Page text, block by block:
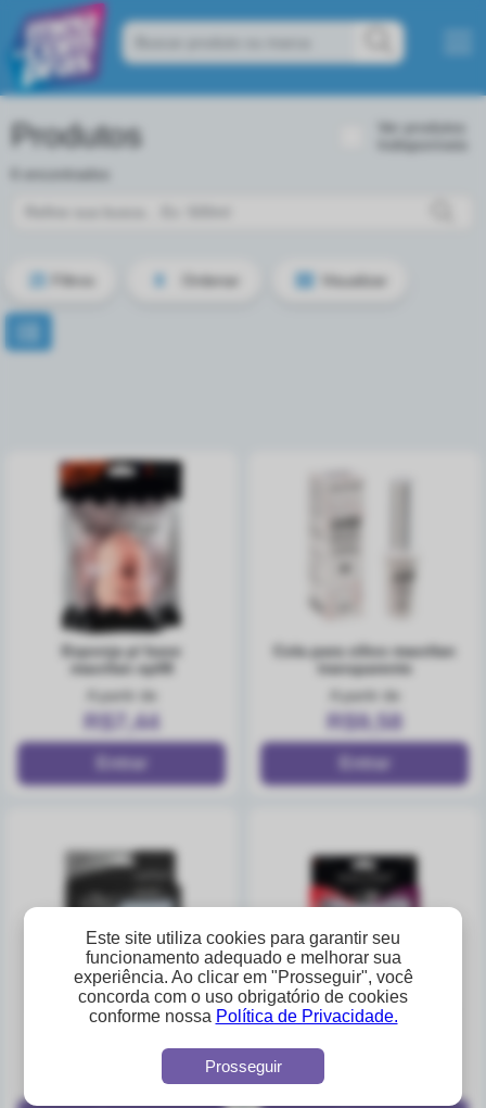
Este site utiliza cookies para garantir seu
funcionamento adequado e melhorar sua
experiência. Ao clicar em "Prosseguir", você
concorda com o uso obrigatório de cookies
conforme nossa Política de Privacidade.
Prosseguir
Produtos
6 encontrados
Ordenar Visualizar
esponja p/ base
macrilan ep08
A partir de
R$7,44
transparente
A partir de
R$9,58
premium cl5-8
R$11,30
cilios posticos macrilan
premum cl5-7
R$11,30